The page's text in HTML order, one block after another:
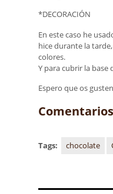
*DECORACIÓN
En este caso he
hice durante la tarde,
colores.
Y para cubrir la base
Espero que os
Comentarios
Tags: chocolate